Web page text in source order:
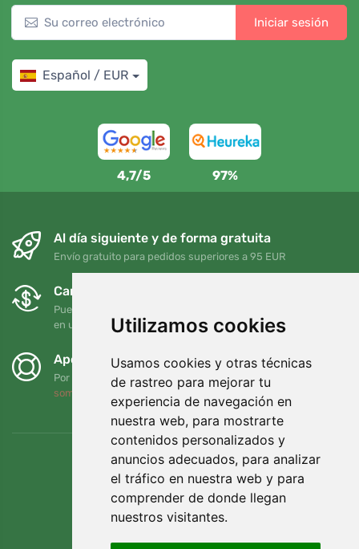
Utilizamos cookies
Usamos cookies y otras técnicas
de rastreo para mejorar tu
experiencia de navegación en
nuestra web, para mostrarte
contenidos personalizados y
anuncios adecuados, para analizar
el tráfico en nuestra web y para
comprender de donde llegan
nuestros visitantes.
Iniciar sesión
Español / EUR
4,7/5 97%
Al día siguiente y de forma gratuita
Envío gratuito para pedidos superiores a 95 EUR
Cambios y devoluciones gratuitos
Puede devolver o cambiar su pedido en cualquier momento
en un plazo de 90 días
Apoyamos a Trees.org
Por cada pedido plantamos un árbol. Leer más
somos